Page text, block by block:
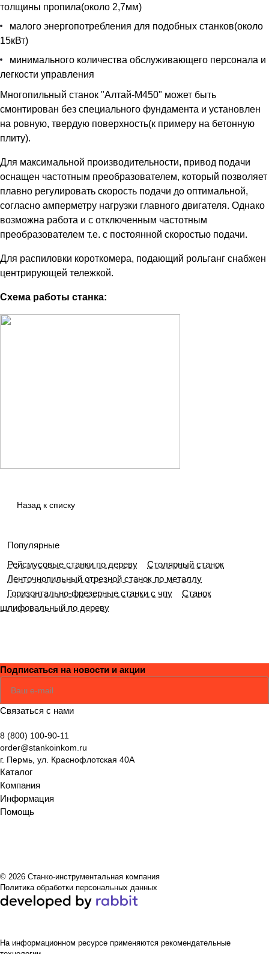
толщины пропила(около 2,7мм)
малого энергопотребления для подобных станков(около
15кВт)
минимального количества обслуживающего персонала и
легкости управления
Многопильный станок "Алтай-М450" может быть
смонтирован без специального фундамента и установлен
на ровную, твердую поверхность(к примеру на бетонную
плиту).
Для максимальной производительности, привод подачи
оснащен частотным преобразователем, который позволяет
плавно регулировать скорость подачи до оптимальной,
согласно амперметру нагрузки главного двигателя. Однако
возможна работа и с отключенным частотным
преобразователем т.е. с постоянной скоростью подачи.
Для распиловки короткомера, подающий рольганг снабжен
центрирующей тележкой.
Схема работы станка:
Назад к списку
Популярные
Рейсмусовые станки по дереву
Столярный станок
Ленточнопильный отрезной станок по металлу
Горизонтально-фрезерные станки с чпу
Станок
шлифовальный по дереву
Подписаться на новости и акции
Связаться с нами
8 (800) 100-90-11
order@stankoinkom.ru
г. Пермь, ул. Краснофлотская 40А
Каталог
Компания
Информация
Помощь
© 2026 Станко-инструментальная компания
Политика обработки персональных данных
На информационном ресурсе применяются рекомендательные